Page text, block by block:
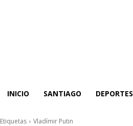
INICIO SANTIAGO DEPORTES
Etiquetas Vladímir Putin